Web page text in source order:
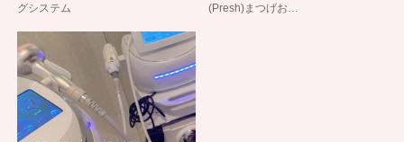
グシステム
(Presh)まつげお…